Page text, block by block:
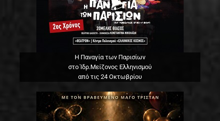
Η Παναγία των Παρισίων
στο Ίδρ.Μείζονος Ελληνισμού
από τις 24 Οκτωβρίου